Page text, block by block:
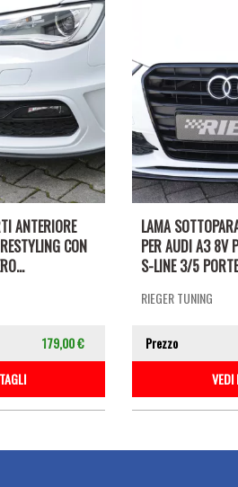
ANTERIORE
CON
179,00 €
LAMA
PER AUDI A3 8V
S-LINE 3/5
RIEGER TUNING
Prezzo
VEDI